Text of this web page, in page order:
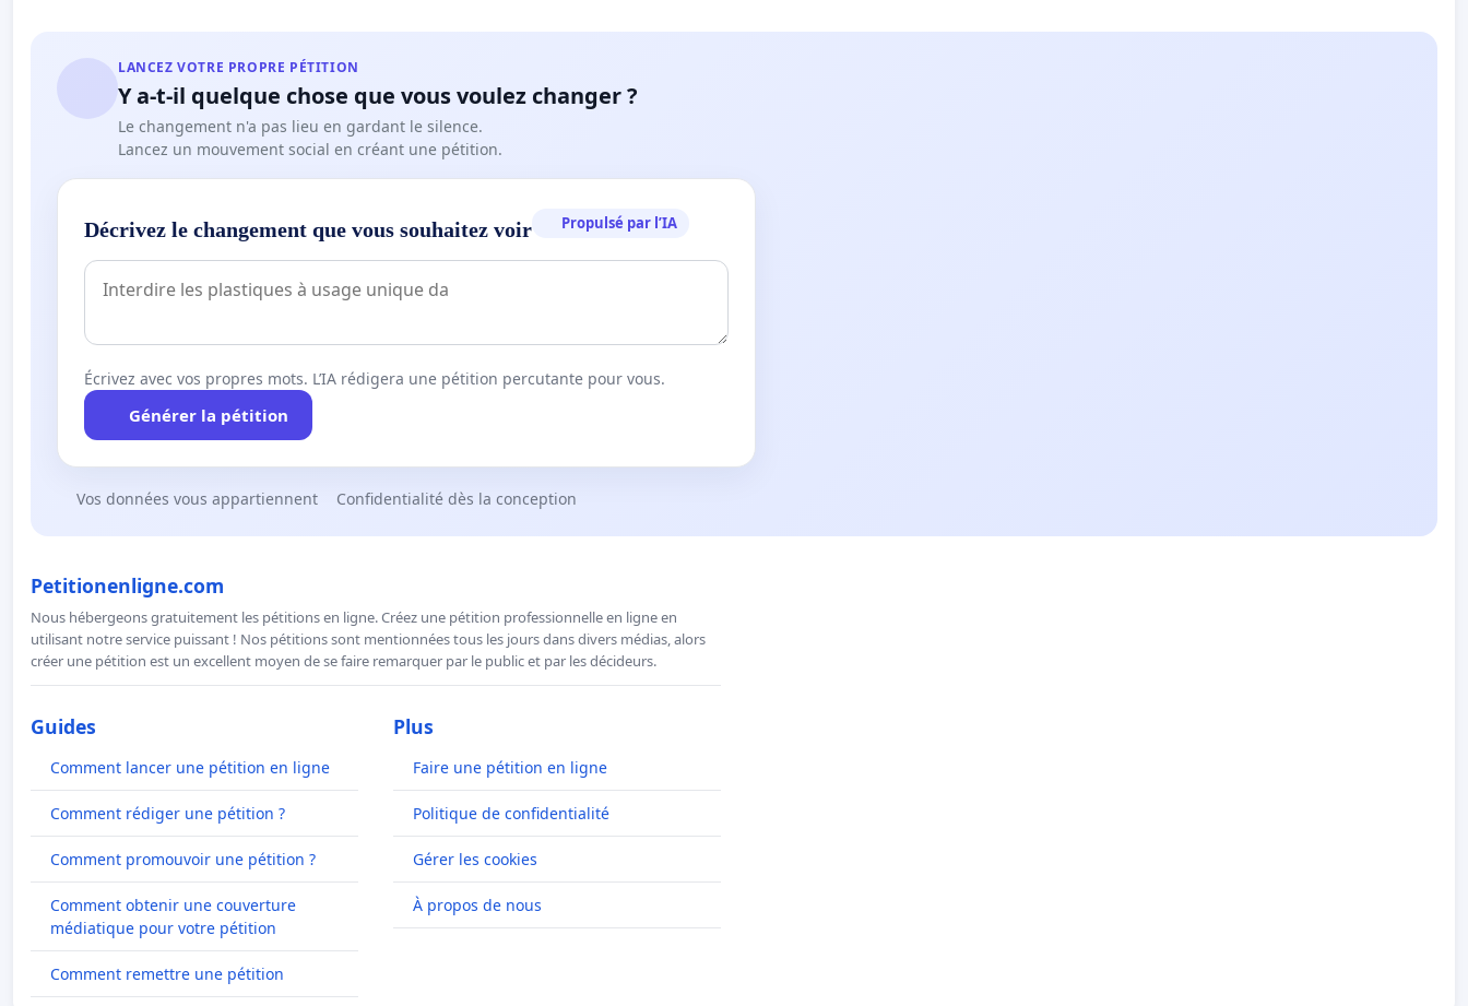
LANCEZ VOTRE PROPRE PÉTITION
Y a-t-il quelque chose que vous voulez changer ?
Le changement n'a pas lieu en gardant le silence.
Lancez un mouvement social en créant une pétition.
Décrivez le changement que vous souhaitez voir Propulsé par l’IA
Écrivez avec vos propres mots. L’IA rédigera une pétition percutante pour vous.
Générer la pétition
Vos données vous appartiennent Confidentialité dès la conception
Petitionenligne.com
Nous hébergeons gratuitement les pétitions en ligne. Créez une pétition professionnelle en ligne en
utilisant notre service puissant ! Nos pétitions sont mentionnées tous les jours dans divers médias, alors
créer une pétition est un excellent moyen de se faire remarquer par le public et par les décideurs.
Guides
Comment lancer une pétition en ligne
Comment rédiger une pétition ?
Comment promouvoir une pétition ?
Comment obtenir une couverture
médiatique pour votre pétition
Comment remettre une pétition
Plus
Faire une pétition en ligne
Politique de confidentialité
Gérer les cookies
À propos de nous